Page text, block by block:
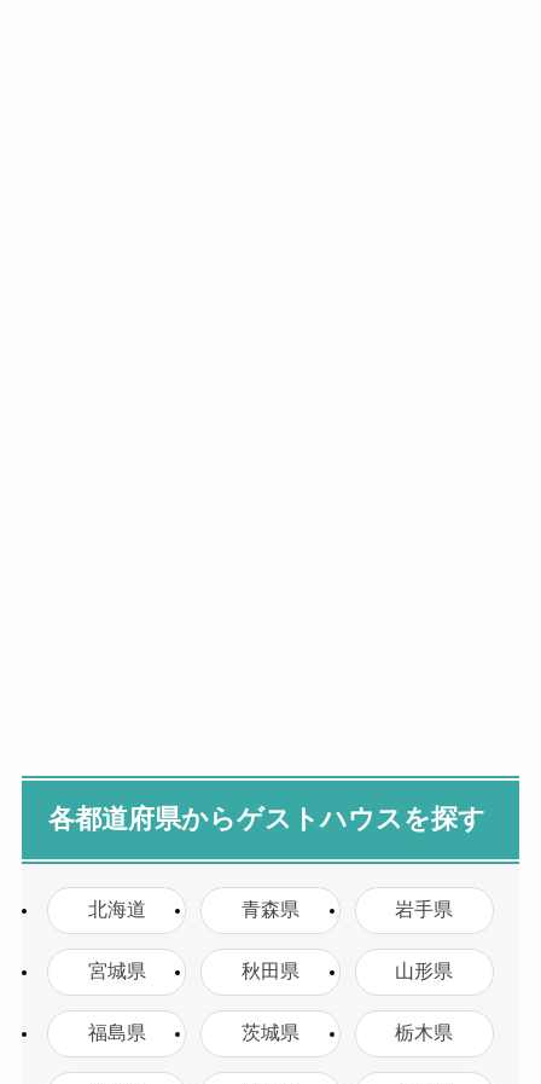
各都道府県からゲストハウスを探す
北海道 青森県 岩手県
宮城県 秋田県 山形県
福島県 茨城県 栃木県